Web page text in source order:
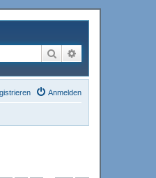
Suche
Anmelden